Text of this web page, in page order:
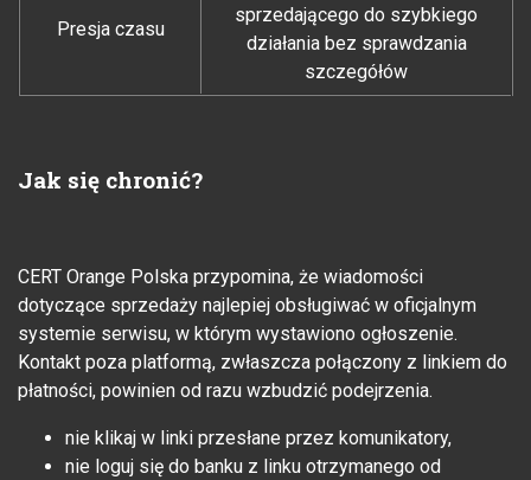
Presja czasu
sprzedającego do szybkiego
działania bez sprawdzania
szczegółów
Jak się chronić?
CERT Orange Polska przypomina, że wiadomości
dotyczące sprzedaży najlepiej obsługiwać w oficjalnym
systemie serwisu, w którym wystawiono ogłoszenie.
Kontakt poza platformą, zwłaszcza połączony z linkiem do
płatności, powinien od razu wzbudzić podejrzenia.
nie klikaj w linki przesłane przez komunikatory,
nie loguj się do banku z linku otrzymanego od